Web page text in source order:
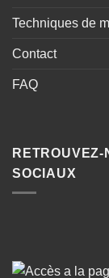
Techniques de
Contact
FAQ
SOCIAUX